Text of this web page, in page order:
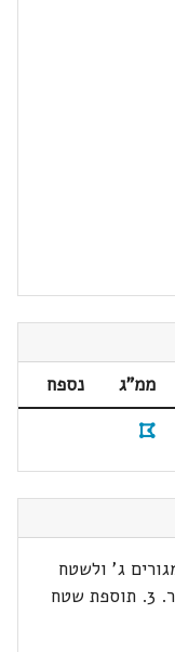
ממ"ג
נספח
ג' ולשטח
פרטי פתוח. 2. הגדלת מספר יחידות דיור. 3. תוספת שטח